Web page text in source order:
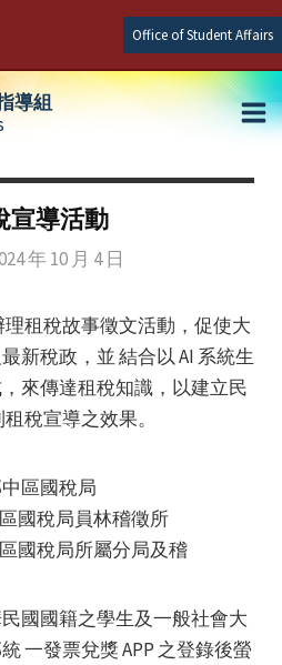
Office of Student Affairs
導組
宣導活動
年 10 月 4 日
理租稅故事徵文活動，促使大
新稅政，並 結合以 AI 系統生
來傳達租稅知識，以建立民
稅宣導之效果。
區國稅局
國稅局員林稽徵所
國稅局所屬分局及稽
國國籍之學生及一般社會大
一發票兌獎 APP 之登錄後螢